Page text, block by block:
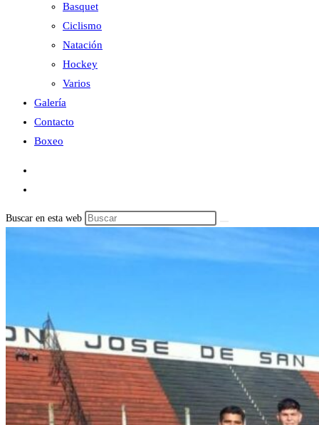
Basquet
Ciclismo
Natación
Hockey
Varios
Galería
Contacto
Boxeo
Buscar en esta web